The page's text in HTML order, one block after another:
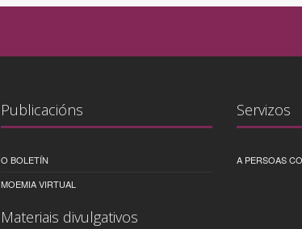
Publicacións
O BOLETÍN
MOEMIA VIRTUAL
Materiais divulgativos
Servizos
A PERSOAS